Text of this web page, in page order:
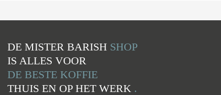
DE MISTER BARISH SHOP
IS ALLES VOOR
DE BESTE KOFFIE
THUIS EN OP HET WERK .